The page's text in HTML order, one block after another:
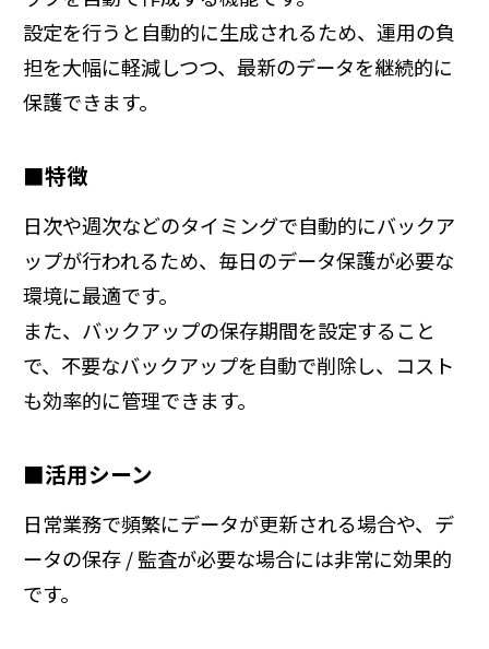
設定を行うと自動的に生成されるため、運用の負
担を大幅に軽減しつつ、最新のデータを継続的に
保護できます。
■特徴
日次や週次などのタイミングで自動的にバックア
ップが行われるため、毎日のデータ保護が必要な
環境に最適です。
また、バックアップの保存期間を設定すること
で、不要なバックアップを自動で削除し、コスト
も効率的に管理できます。
■活用シーン
日常業務で頻繁にデータが更新される場合や、デ
ータの保存 / 監査が必要な場合には非常に効果的
です。